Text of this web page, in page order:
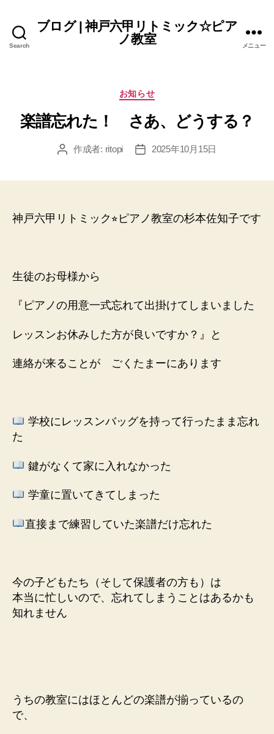
Search
ブログ | 神戸六甲リトミック☆ピア
ノ教室
メニュー
カ
ゴ
リ
ー
お知らせ
楽譜忘れた！ さあ、どうする？
投 作成者: ritopi
投
2025年10月15日
神戸六甲リトミック⭐︎ピアノ教室の杉本佐知子です
生徒のお母様から
『ピアノの用意一式忘れて出掛けてしまいました
レッスンお休みした方が良いですか？』と
連絡が来ることが ごくたまーにあります
学校にレッスンバッグを持って行ったまま忘れ
た
鍵がなくて家に入れなかった
学童に置いてきてしまった
直接まで練習していた楽譜だけ忘れた
今の子どもたち（そして保護者の方も）は
本当に忙しいので、 忘れてしまうことはあるかも
知れません
うちの教室にはほとんどの楽譜が揃っているの
で、